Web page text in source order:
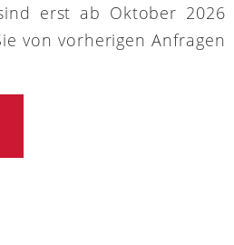
erst ab Oktober 2026
von vorherigen Anfragen